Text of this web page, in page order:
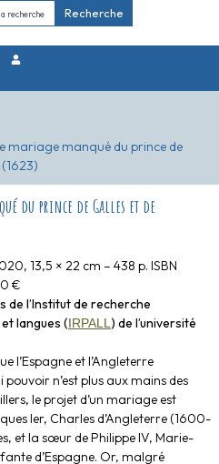
Recherche
mariage manqué du prince de
du prince de Galles et de
13,5 × 22 cm – 438 p. ISBN
€
de l’Institut de recherche
langues (IRPALL) de l’université
l’Espagne et l’Angleterre
n’est plus aux mains des
le projet d’un mariage est
Ier, Charles d’Angleterre (1600-
et la sœur de Philippe IV, Marie-
d’Espagne. Or, malgré